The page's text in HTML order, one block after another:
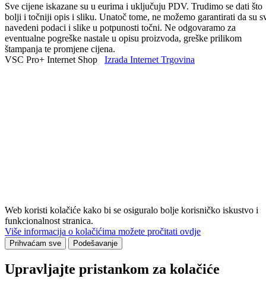
Sve cijene iskazane su u eurima i uključuju PDV. Trudimo se dati što
bolji i točniji opis i sliku. Unatoč tome, ne možemo garantirati da su
navedeni podaci i slike u potpunosti točni. Ne odgovaramo za
eventualne pogreške nastale u opisu proizvoda, greške prilikom
štampanja te promjene cijena.
VSC Pro+ Internet Shop Izrada Internet Trgovina
Web koristi kolačiće kako bi se osiguralo bolje korisničko iskustvo i
funkcionalnost stranica.
Više informacija o kolačićima možete pročitati ovdje
Prihvaćam sve Podešavanje
Upravljajte pristankom za kolačiće